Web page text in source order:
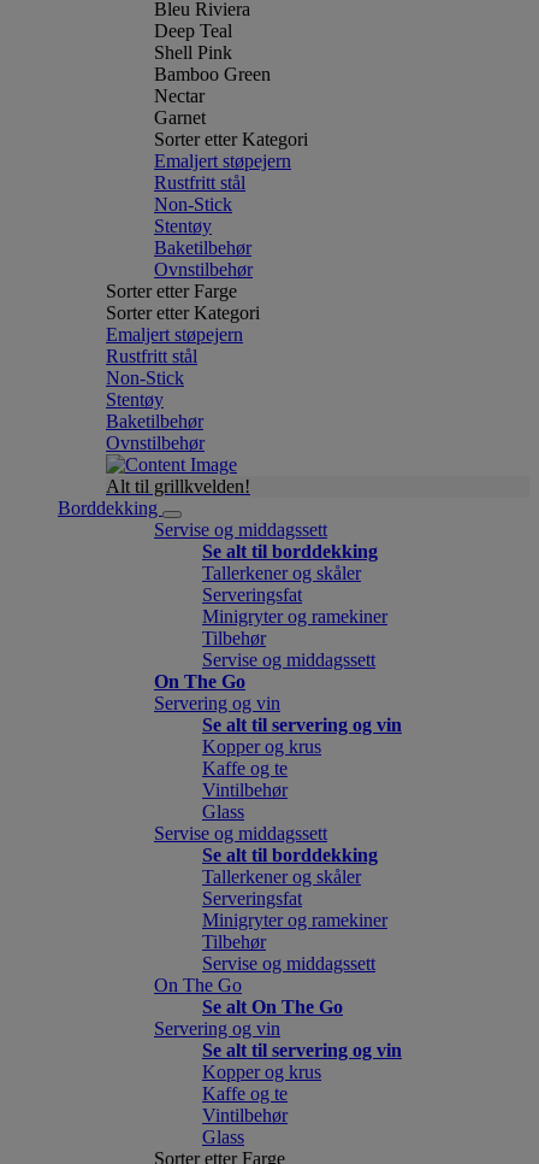
Bleu Riviera
Deep Teal
Shell Pink
Bamboo Green
Nectar
Garnet
Sorter etter Kategori
Emaljert støpejern
Rustfritt stål
Non-Stick
Stentøy
Baketilbehør
Ovnstilbehør
Sorter etter Farge
Sorter etter Kategori
Emaljert støpejern
Rustfritt stål
Non-Stick
Stentøy
Baketilbehør
Ovnstilbehør
Alt til grillkvelden!
Borddekking
Servise og middagssett
Se alt til borddekking
Tallerkener og skåler
Serveringsfat
Minigryter og ramekiner
Tilbehør
Servise og middagssett
On The Go
Servering og vin
Se alt til servering og vin
Kopper og krus
Kaffe og te
Vintilbehør
Glass
Servise og middagssett
Se alt til borddekking
Tallerkener og skåler
Serveringsfat
Minigryter og ramekiner
Tilbehør
Servise og middagssett
On The Go
Se alt On The Go
Servering og vin
Se alt til servering og vin
Kopper og krus
Kaffe og te
Vintilbehør
Glass
Sorter etter Farge